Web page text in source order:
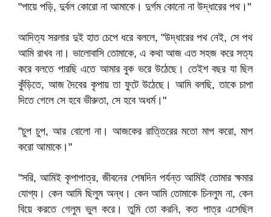
"পায়ে পড়ি, দুর্বল কোরো না আমাকে। দুর্গম কোনো না উদ্ধারের পথ।"
আদিত্য সরলার দুই হাত চেপে ধরে বললে, "উদ্ধারের পথ নেই, সে পথ
আমি রাখব না। ভালোবাসি তোমাকে, এ কথা আজ এত সহজ করে সত্য
করে বলতে পারছি এতে আমার বুক ভরে উঠেছে। তেইশ বছর যা ছিল
কুঁড়িতে, আজ দৈবের কৃপায় তা ফুটে উঠেছে। আমি বলছি, তাকে চাপা
দিতে গেলে সে হবে ভীরুতা, সে হবে অধর্ম।"
"চুপ চুপ, আর বোলো না। আজকের রাত্তিরের মতো মাপ করো, মাপ
করো আমাকে।"
"সরি, আমিই কৃপাপাত্র, জীবনের শেষদিন পর্যন্ত আমিই তোমার ক্ষমার
যোগ্য। কেন আমি ছিলুম অন্ধ। কেন আমি তোমাকে চিনলুম না, কেন
বিয়ে করতে গেলুম ভুল করে। তুমি তো করনি, কত পাত্র এসেছিল